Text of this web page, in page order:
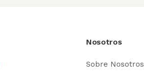
Nosotros
Sobre Nosotros